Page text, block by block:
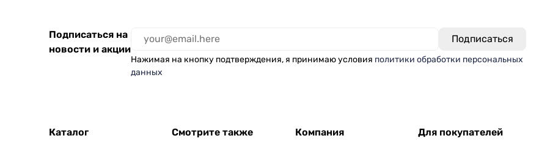
Подписаться на
новости и акции
Нажимая на кнопку подтверждения, я принимаю условия политики обработки персональных
данных
Каталог
Смотрите также
Компания
Для покупателей